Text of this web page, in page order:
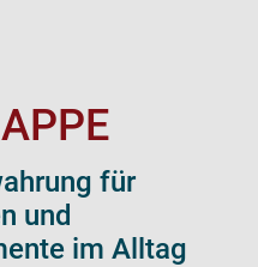
für
und
im Alltag